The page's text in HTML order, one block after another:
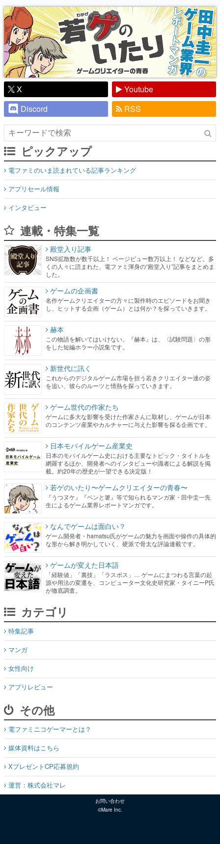
り】
X
Youtube
Discord
RSS
ピックアップ
電ファミのいま読まれている記事ランキング
アプリセール情報
インタビュー
連載・特集一覧
殿堂入り記事
SNS拡散数が数千以上！ ページビュー数万以上！ などなど。多
くの人々に読まれた、電ファミ渾身の“殿堂入り”記事をまとめま
した。
ゲームの企画書
名作ゲームクリエイターの方々に製作時のエピソードをお聞き
し、ヒットする企画（ゲーム）とは何か？を探っていきます。
赫本
この物語を解いてはいけない。『赫本』は、〈試験問題〉の形
をした短編ホラー小説集です。
新世代に訊く
これからのデジタルゲーム市場を担う若きクリエイター達の姿
を追い、彼らのルーツと情熱を探っていきます。
ゲーム世代の作家たち
ゲームに多大な影響を受けた作家さんに取材し、ゲームが日本
のコンテンツ産業やカルチャーに与えた影響を探る企画です。
日本モバイルゲーム産業史
日本のモバイルゲーム史における主要なトピック・タイトルを
網羅するほか、開発者へのインタビューや識者による解説を掲
載。約20年の歴史が一望できる決定版！
若ゲのいたり〜ゲームクリエイターの青春〜
『うつヌケ』『ペンと箸』等で知られるマンガ家・田中圭一先
生によるゲーム業界レポートマンガです。
なんでゲームは面白い？
ゲーム開発者・hamatsu氏がゲームの魅力を画面や操作の具体的
な形から解き明かしていく、硬派で骨太な評論連載です。
ゲームが変えた日本語
「経験値」「裏技」「ラスボス」… ゲームにまつわる言葉の起
源や用法の変遷を、コンピューター文化史研究家・タイニーP氏
が徹底調査。
カテゴリ
特集記事
マンガ
女性向け
アプリレビュー
その他
電ファミニコゲーマーとは？
媒体資料はこちら
XプレゼントCP応募規約
運営：株式会社マレ
お問い合わせ
©Mare Inc.